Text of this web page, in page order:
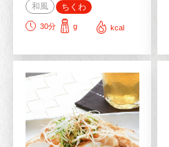
和風 ちくわ
30分 g kcal